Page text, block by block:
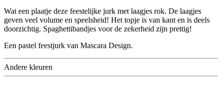
Wat een plaatje deze feestelijke jurk met laagjes rok. De laagjes
geven veel volume en speelsheid! Het topje is van kant en is deels
doorzichtig. Spaghettibandjes voor de zekerheid zijn prettig!
Een pastel feestjurk van Mascara Design.
Andere kleuren